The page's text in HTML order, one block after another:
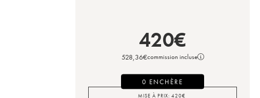
420€
528,36€commission incluse
0 ENCHÈRE
MISE À PRIX: 420€